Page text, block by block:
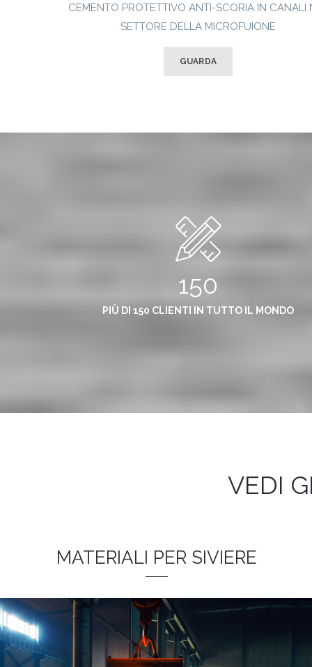
CEMENTO PROTETTIVO ANTI-SCORIA IN CANALI
SETTORE DELLA MICROFUIONE
GUARDA
150
PIÙ DI 150 CLIENTI IN TUTTO IL MONDO
VEDI
MATERIALI PER SIVIERE